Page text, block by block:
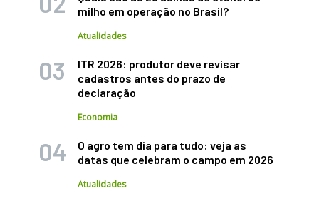
milho em operação no Brasil?
Atualidades
ITR 2026: produtor deve revisar
cadastros antes do prazo de
declaração
Economia
O agro tem dia para tudo: veja as
datas que celebram o campo em 2026
Atualidades